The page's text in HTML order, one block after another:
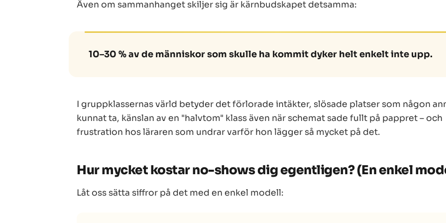
Även om sammanhanget skiljer sig är kärnbudskapet detsamma:
10–30 % av de människor som skulle ha kommit dyker helt enkelt inte upp.
I gruppklassernas värld betyder det förlorade intäkter, slösade platser som någon
kunnat ta, känslan av en "halvtom" klass även när schemat sade fullt på pappret – och
frustration hos läraren som undrar varför hon lägger så mycket på det.
Hur mycket kostar no-shows digegentligen? (En enkel
Låt oss sätta siffror på det med en enkel modell: